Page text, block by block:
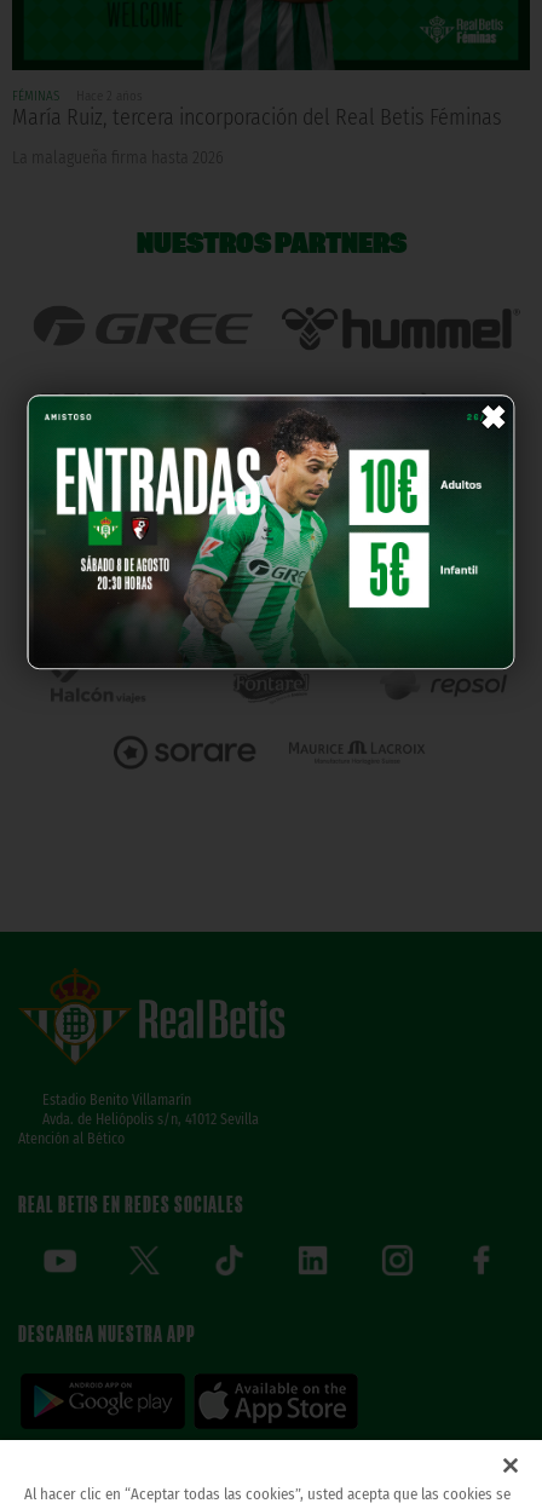
×
FÉMINAS
María Ruiz, tercera incorporación del Real Betis Féminas
La malagueña firma hasta 2026
NUESTROS PARTNERS
Estadio Benito Villamarín
Avda. de Heliópolis s/n, 41012 Sevilla
Atención al Bético
REAL BETIS EN REDES SOCIALES
DESCARGA NUESTRA APP
Al hacer clic en “Aceptar todas las cookies”, usted acepta que las cookies se